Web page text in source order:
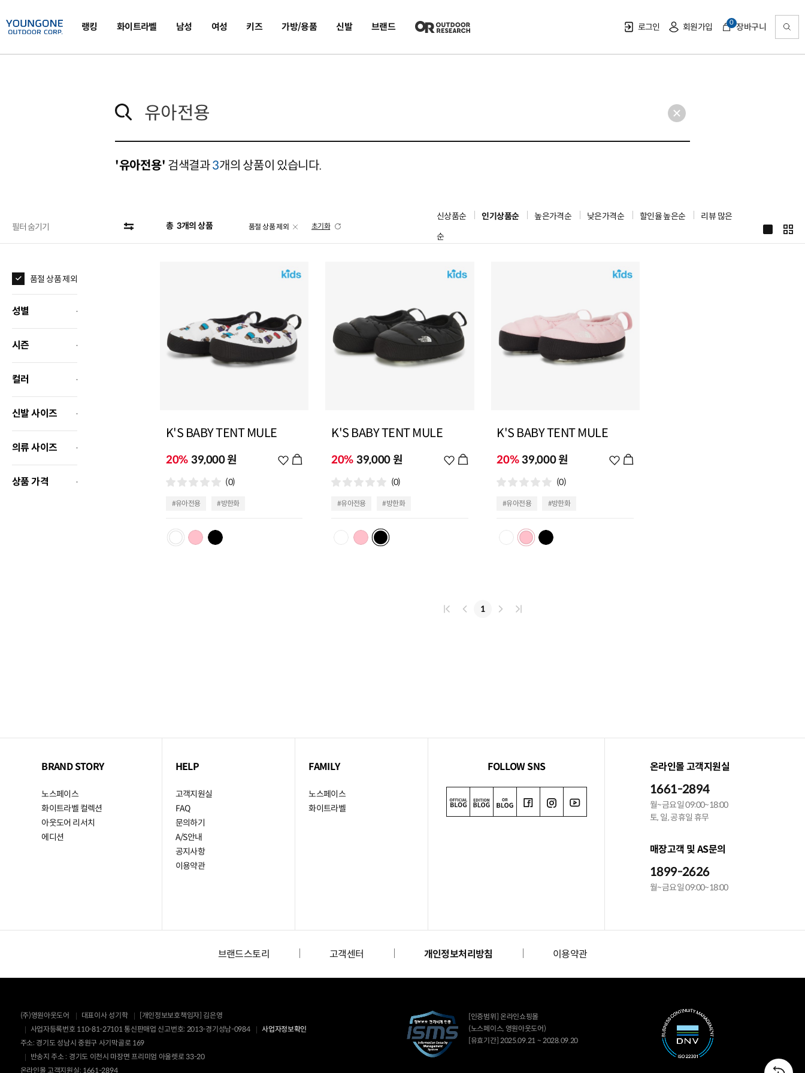
랭킹 화이트라벨 남성 여성 키즈 가방/용품 신발 브랜드 로그인 회원가입 장바구니
0
'유아전용' 검색결과3개의 상품이 있습니다.
필터 숨기기 총 3개의 상품 품절 상품 제외 초기화
신상품순 인기상품순 높은가격순 낮은가격순 할인율 높은순
리뷰 많은
순
품절 상품 제외
성별
시즌
컬러
신발 사이즈
의류 사이즈
상품 가격
K'S BABY TENT MULE
39,000 원
20%
위
(0)
#유아전용 #방한화
K'S BABY TENT MULE
39,000 원
20%
위
(0)
#유아전용 #방한화
K'S BABY TENT MULE
39,000 원
20%
위
(0)
#유아전용 #방한화
1
BRAND STORY
노스페이스
화이트라벨 컬렉션
아웃도어 리서치
에디션
HELP
고객지원실
FAQ
문의하기
A/S안내
공지사항
이용약관
FAMILY
노스페이스
화이트라벨
FOLLOW SNS 온라인몰 고객지원실
1661-2894
월~금요일 09:00~18:00
토, 일, 공휴일 휴무
매장고객 및 AS문의
1899-2626
월~금요일 09:00~18:00
브랜드스토리 고객센터 개인정보처리방침 이용약관
(주)영원아웃도어 대표이사 성기학
[개인정보보호책임자] 김은영
사업자등록번호 110-81-27101통신판매업 신고번호: 2013-경기성남-0984
사업자정보확인
주소: 경기도 성남시 중원구 사기막골로 169
반송지 주소 : 경기도 이천시 마장면 프리미엄 아울렛로 33-20
온라인몰 고객지원실: 1661-2894
[인증범위] 온라인쇼핑몰
(노스페이스, 영원아웃도어)
[유효기간] 2025.09.21 ~ 2028.09.20